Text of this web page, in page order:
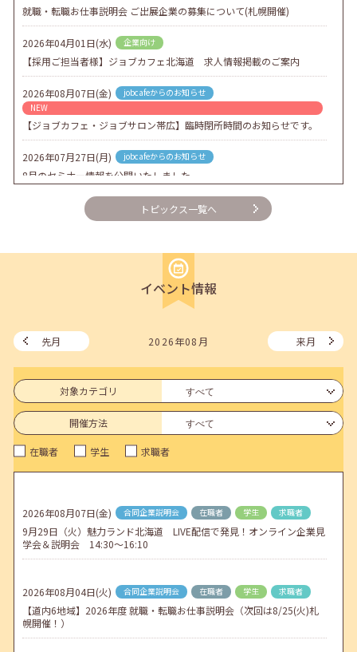
就職・転職お仕事説明会 ご出展企業の募集について(札幌開催)
2026年04月01日(水) 企業向け
【採用ご担当者様】ジョブカフェ北海道 求人情報掲載のご案内
2026年08月07日(金)
jobcafeからのお知らせ
NEW
【ジョブカフェ・ジョブサロン帯広】臨時閉所時間のお知らせです。
2026年07月27日(月) jobcafeからのお知らせ
8月のセミナー情報を公開いたしました。
2026年07月01日(水) 企業向け
企業様向けセミナー「現場を巻き込む！人事のための『越境人材育
jobcafeからのお知らせ
7月のセミナー情報を公開いたしました。
メールカウンセリング、就職決定報告フォーム復旧いたしました。
2026年05月25日(月) jobcafeからのお知らせ
6月のセミナー情報を公開いたしました。
2026年05月01日(金) jobcafeからのお知らせ
連休前後（ゴールデンウィーク）のメールキャリア・アドバイス対応
についてのお知らせ
2026年04月02日(木) jobcafeからのお知らせ
ゴールデンウィーク期間中のご利用について
トピックス一覧へ
イベント情報
先月 2026年08月 来月
対象カテゴリ
開催方法
在職者 学生 求職者
2026年08月07日(金) 合同企業説明会 在職者 学生 求職者
9月29日（火）魅力ランド北海道 LIVE配信で発見！オンライン企業見
学会＆説明会 14:30～16:10
2026年08月04日(火) 合同企業説明会 在職者 学生 求職者
【道内6地域】2026年度 就職・転職お仕事説明会（次回は8/25(火)札
幌開催！）